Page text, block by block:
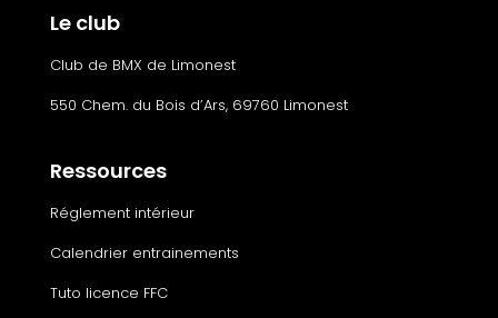
Le club
Club de BMX de Limonest
550 Chem. du Bois d’Ars, 69760 Limonest
Ressources
Réglement intérieur
Calendrier entrainements
Tuto licence FFC